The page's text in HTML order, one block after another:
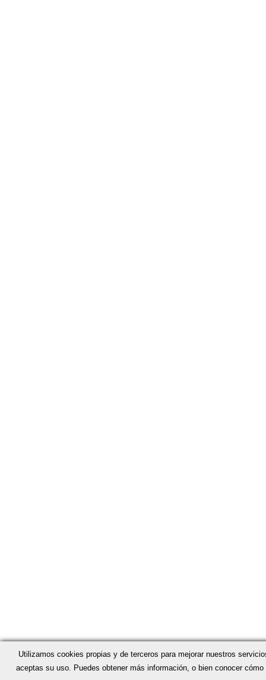
Utilizamos cookies propias y de terceros para mejorar nuestros
aceptas su uso. Puedes obtener más información, o bien conocer